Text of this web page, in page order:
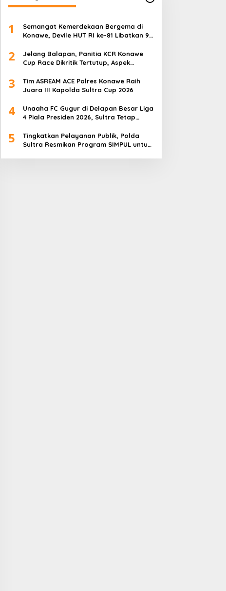
1
Semangat Kemerdekaan Bergema di
Konawe, Devile HUT RI ke-81 Libatkan 98
2
Jelang Balapan, Panitia KCR Konawe
Cup Race Dikritik Tertutup, Aspek
3
Tim ASREAM ACE Polres Konawe Raih
Juara III Kapolda Sultra Cup 2026
4
Unaaha FC Gugur di Delapan Besar Liga
4 Piala Presiden 2026, Sultra Tetap
5
Tingkatkan Pelayanan Publik, Polda
Sultra Resmikan Program SIMPUL untuk